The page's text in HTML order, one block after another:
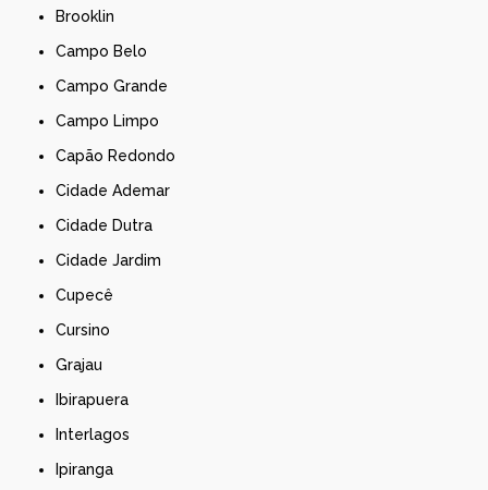
Brooklin
Campo Belo
Campo Grande
Campo Limpo
Capão Redondo
Cidade Ademar
Cidade Dutra
Cidade Jardim
Cupecê
Cursino
Grajau
Ibirapuera
Interlagos
Ipiranga